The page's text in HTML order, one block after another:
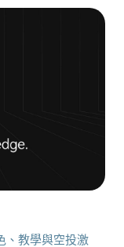
、教學與空投激